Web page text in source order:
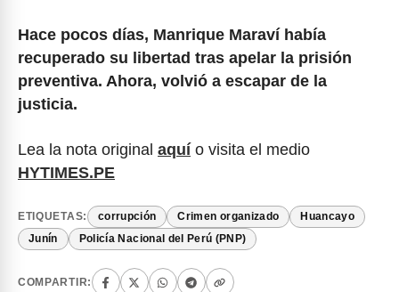
Hace pocos días, Manrique Maraví había
recuperado su libertad tras apelar la prisión
preventiva. Ahora, volvió a escapar de la
justicia.
Lea la nota original aquío visita el medio
HYTIMES.PE
ETIQUETAS: corrupción Crimen organizado Huancayo
Junín Policía Nacional del Perú (PNP)
COMPARTIR: